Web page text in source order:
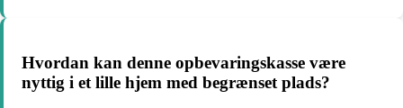
Hvordan kan denne opbevaringskasse være
nyttig i et lille hjem med begrænset plads?